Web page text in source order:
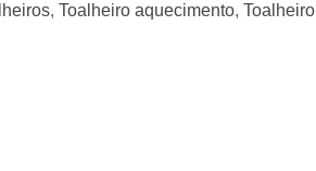
, Toalheiro aquecimento, Toalheiro